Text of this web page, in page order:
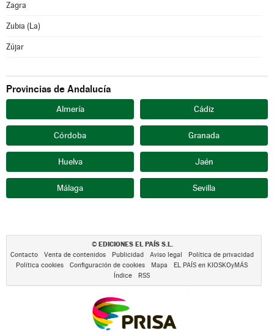
Zagra
Zubia (La)
Zújar
Provincias de Andalucía
Almería Cádiz
Córdoba Granada
Huelva Jaén
Málaga Sevilla
© EDICIONES EL PAÍS S.L.
Contacto Venta de contenidos Publicidad Aviso legal
Política de privacidad
Política cookies
Configuración de cookies Mapa
EL PAÍS en KIOSKOyMÁS
Índice
RSS